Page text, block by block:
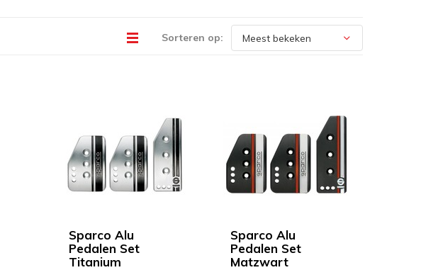
Sorteren op:
Sparco Alu
Pedalen Set
Titanium
Sparco Alu
Pedalen Set
Matzwart